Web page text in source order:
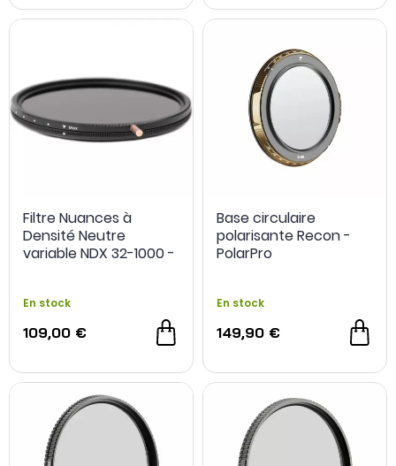
Filtre Nuances à
Densité Neutre
variable NDX 32-1000 -
En stock
109,00 €
Base circulaire
polarisante Recon -
PolarPro
En stock
149,90 €